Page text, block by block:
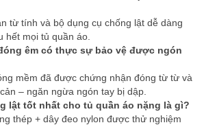
từ tính và bộ dụng cụ chống lật dễ dàng
hết mọi tủ quần áo.
êm có thực sự bảo vệ được ngón
mềm đã được chứng nhận đóng từ từ và
– ngăn ngừa ngón tay bị dập.
lật tốt nhất cho tủ quần áo nặng là gì?
thép + dây đeo nylon được thử nghiệm